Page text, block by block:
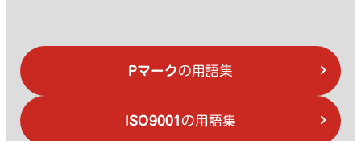
Pマークの用語集
ISO9001 の用語集